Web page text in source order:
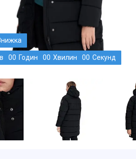
00 Годин 00 Хвилин 00 Секунд